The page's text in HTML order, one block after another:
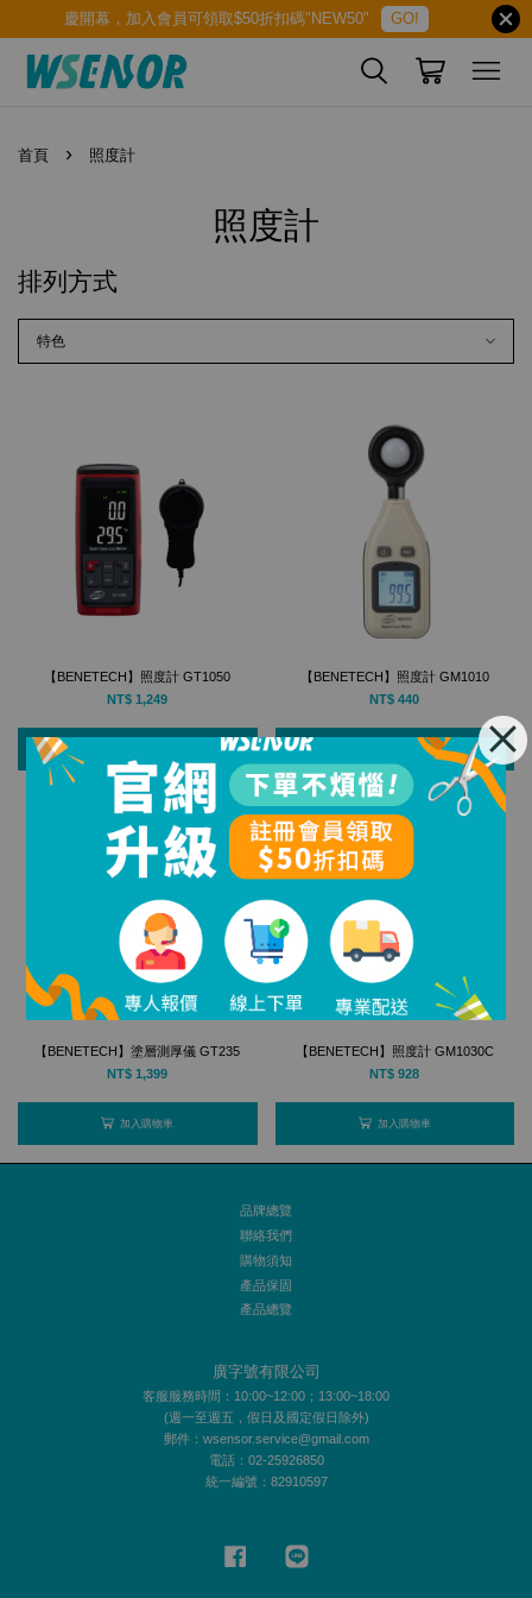
慶開幕，加入會員可領取$50折扣碼"NEW50" GO!
首頁 › 照度計
照度計
排列方式
【BENETECH】照度計 GT1050
NT$ 1,249
【BENETECH】照度計 GM1010
NT$ 440
加入購物車
【BENETECH】塗層測厚儀 GT235
NT$ 1,399
加入購物車
【BENETECH】照度計 GM1030C
NT$ 928
加入購物車
品牌總覽
聯絡我們
購物須知
產品保固
產品總覽
廣字號有限公司
客服服務時間：10:00~12:00；13:00~18:00
(週一至週五，假日及國定假日除外)
郵件：wsensor.service@gmail.com
電話：02-25926850
統一編號：82910597
Facebook